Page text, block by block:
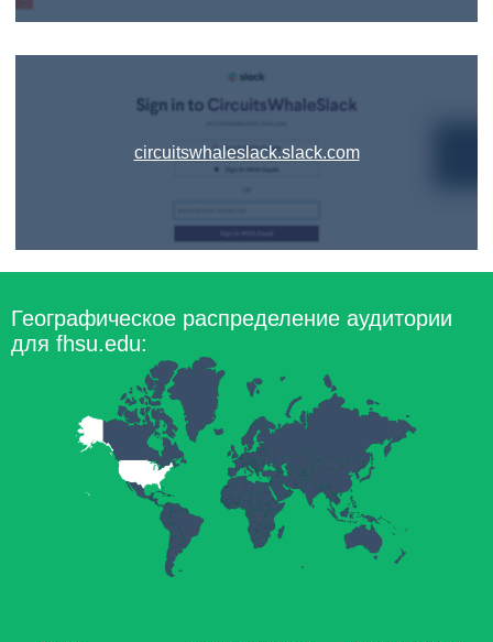
circuitswhaleslack.slack.com
Географическое распределение аудитории
для fhsu.edu: